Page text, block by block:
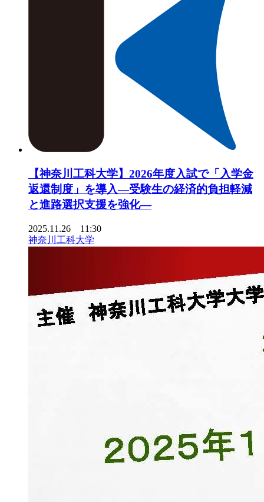
【神奈川工科大学】2026年度入試で「入学金
返還制度」を導入―受験生の経済的負担軽減
と進路選択支援を強化―
2025.11.26 11:30
神奈川工科大学